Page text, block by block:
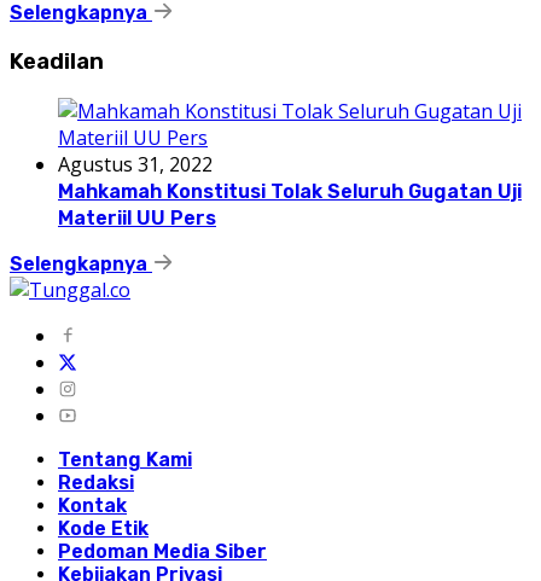
Selengkapnya
Keadilan
Agustus 31, 2022
Mahkamah Konstitusi Tolak Seluruh Gugatan Uji
Materiil UU Pers
Selengkapnya
Tentang Kami
Redaksi
Kontak
Kode Etik
Pedoman Media Siber
Kebijakan Privasi